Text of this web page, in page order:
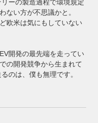
ーの製造過程で環境規定
ない方が不思議かと。
欧米は気にもしていない
開発の最先端を走ってい
の開発競争から生まれて
のは、僕も無理です。